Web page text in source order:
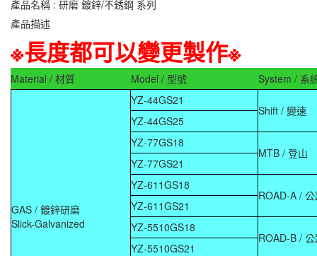
產品名稱 : 研磨 鍍鋅/不銹鋼 系列
產品描述
※長度都可以變更製作※
Material / 材質 Model / 型號 System / 系
GAS / 鍍鋅研磨
Slick-Galvanized
YZ-44GS21
Shift / 變速
YZ-44GS25
YZ-77GS18
MTB / 登山
YZ-77GS21
YZ-611GS18
ROAD-A /
YZ-611GS21
YZ-5510GS18
ROAD-B /
YZ-5510GS21